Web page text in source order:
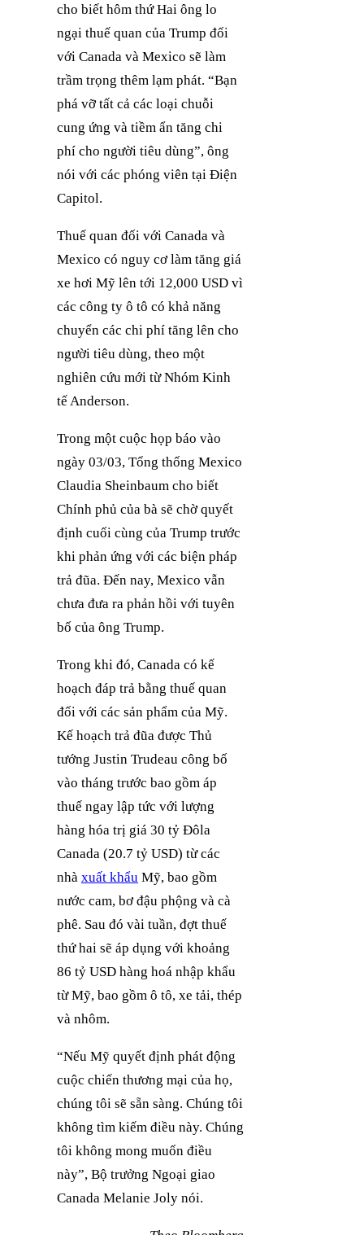
cho biết hôm thứ Hai ông lo
ngại thuế quan của Trump đối
với Canada và Mexico sẽ làm
trầm trọng thêm lạm phát. “Bạn
phá vỡ tất cả các loại chuỗi
cung ứng và tiềm ẩn tăng chi
phí cho người tiêu dùng”, ông
nói với các phóng viên tại Điện
Capitol.
Thuế quan đối với Canada và
Mexico có nguy cơ làm tăng giá
xe hơi Mỹ lên tới 12,000 USD vì
các công ty ô tô có khả năng
chuyển các chi phí tăng lên cho
người tiêu dùng, theo một
nghiên cứu mới từ Nhóm Kinh
tế Anderson.
Trong một cuộc họp báo vào
ngày 03/03, Tổng thống Mexico
Claudia Sheinbaum cho biết
Chính phủ của bà sẽ chờ quyết
định cuối cùng của Trump trước
khi phản ứng với các biện pháp
trả đũa. Đến nay, Mexico vẫn
chưa đưa ra phản hồi với tuyên
bố của ông Trump.
Trong khi đó, Canada có kế
hoạch đáp trả bằng thuế quan
đối với các sản phẩm của Mỹ.
Kế hoạch trả đũa được Thủ
tướng Justin Trudeau công bố
vào tháng trước bao gồm áp
thuế ngay lập tức với lượng
hàng hóa trị giá 30 tỷ Đôla
Canada (20.7 tỷ USD) từ các
nhà xuất khẩu Mỹ, bao gồm
nước cam, bơ đậu phộng và cà
phê. Sau đó vài tuần, đợt thuế
thứ hai sẽ áp dụng với khoảng
86 tỷ USD hàng hoá nhập khẩu
từ Mỹ, bao gồm ô tô, xe tải, thép
và nhôm.
“Nếu Mỹ quyết định phát động
cuộc chiến thương mại của họ,
chúng tôi sẽ sẵn sàng. Chúng tôi
không tìm kiếm điều này. Chúng
tôi không mong muốn điều
này”, Bộ trưởng Ngoại giao
Canada Melanie Joly nói.